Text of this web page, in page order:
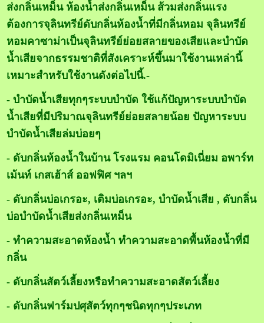
ส่งกลิ่นเหม็น ห้องน้ำส่งกลิ่นเหม็น ส้วมส่งกลิ่นแรง
ต้องการจุลินทรีย์ดับกลิ่นห้องน้ำที่มีกลิ่นหอมจุลินทรีย์
หอมคาซาม่าเป็นจุลินทรีย์ย่อยสลายของเสียและบำบัด
น้ำเสียจากธรรมชาติที่สังเคราะห์ขึ้นมาใช้งานเหล่านี้
เหมาะสำหรับใช้งานดังต่อไปนี้.-
- บำบัดน้ำเสียทุกๆระบบบำบัด ใช้แก้ปัญหาระบบบำบัด
น้ำเสียที่มีปริมาณจุลินทรีย์ย่อยสลายน้อย ปัญหาระบบ
บำบัดน้ำเสียล่มบ่อยๆ
- ดับกลิ่นห้องน้ำในบ้าน โรงแรม คอนโดมิเนี่ยม อพาร์ท
เม้นท์ เกสเฮ้าส์ ออฟฟิศ ฯลฯ
- ดับกลิ่นบ่อเกรอะ, เติมบ่อเกรอะ, บำบัดน้ำเสีย , ดับกลิ่น
บ่อบำบัดน้ำเสียส่งกลิ่นเหม็น
- ทำความสะอาดห้องน้ำ ทำความสะอาดพื้นห้องน้ำที่มี
กลิ่น
- ดับกลิ่นสัตว์เลี้ยงหรือทำความสะอาดสัตว์เลี้ยง
- ดับกลิ่นฟาร์มปศุสัตว์ทุกๆชนิดทุกๆประเภท